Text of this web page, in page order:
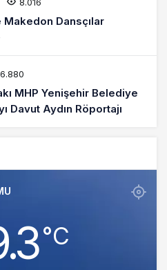
Makedon Dansçılar
6.880
MHP Yenişehir Belediye
Davut Aydın Röportajı
‎°C